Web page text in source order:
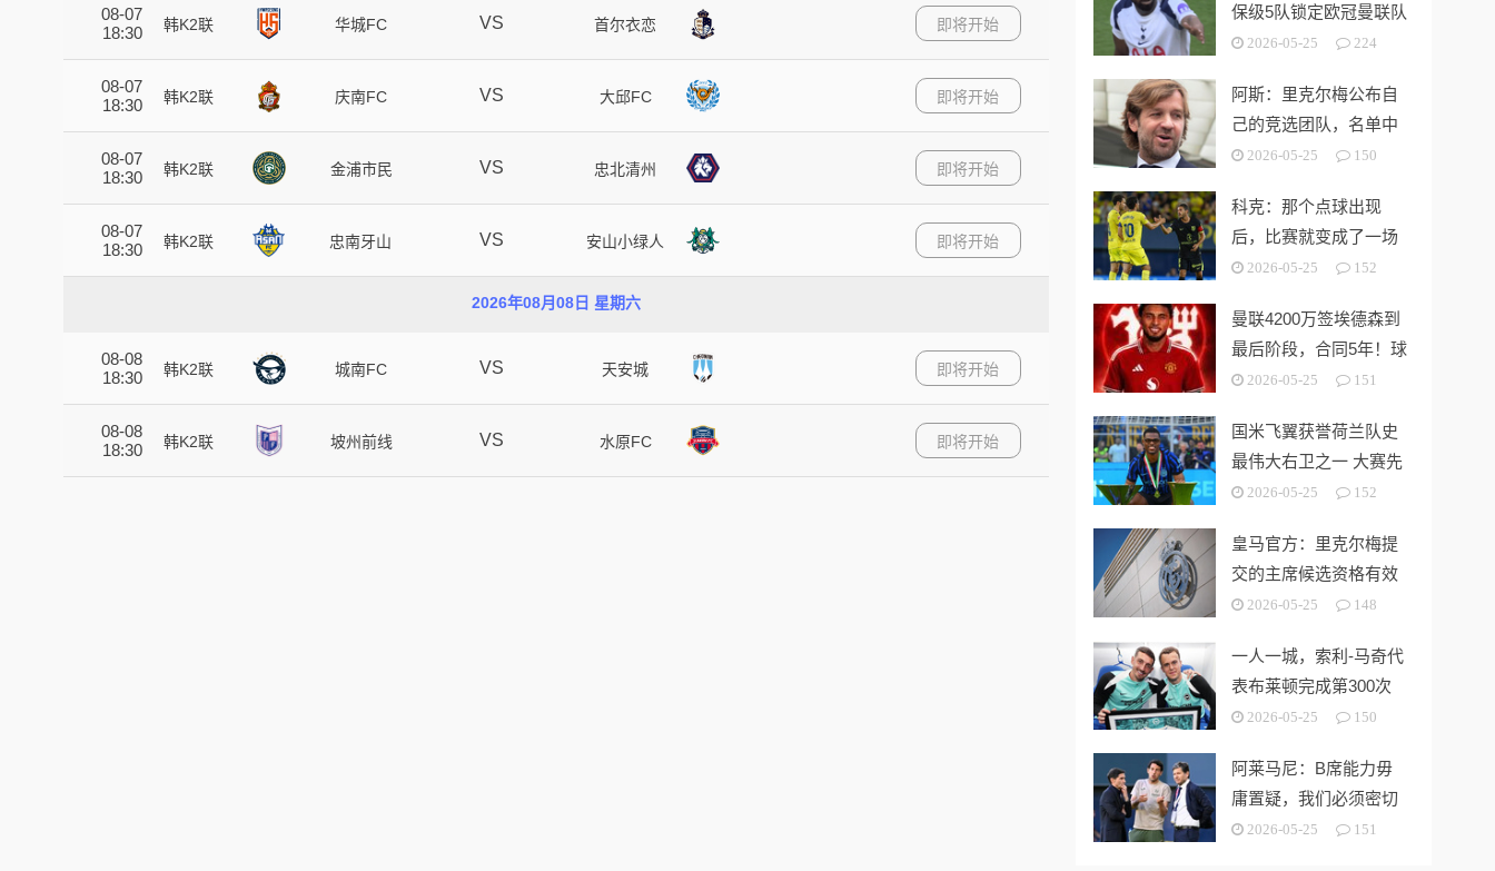
08-07
18:30
韩K2联 华城FC VS 首尔衣恋 即将开始
08-07
18:30
韩K2联 庆南FC VS 大邱FC 即将开始
08-07
18:30
韩K2联 金浦市民 VS 忠北清州 即将开始
08-07
18:30
韩K2联 忠南牙山 VS 安山小绿人 即将开始
2026年08月08日 星期六
08-08
18:30
韩K2联 城南FC VS 天安城 即将开始
08-08
18:30
韩K2联 坡州前线 VS 水原FC 即将开始
保级5队锁定欧冠曼联队
第3切尔西无缘欧战
2026-05-25 224
阿斯：里克尔梅公布自
己的竞选团队，名单中
包括多名企业家
2026-05-25 150
科克：那个点球出现
后，比赛就变成了一场
灾难
2026-05-25 152
曼联4200万签埃德森到
最后阶段，合同5年！球
员拒绝别队只等红魔
2026-05-25 151
国米飞翼获誉荷兰队史
最伟大右卫之一 大赛先
生能否比肩巴萨传奇
2026-05-25 152
皇马官方：里克尔梅提
交的主席候选资格有效
2026-05-25 148
一人一城，索利-马奇代
表布莱顿完成第300次
出场
2026-05-25 150
阿莱马尼：B席能力毋
庸置疑，我们必须密切
关注今夏市场动向
2026-05-25 151